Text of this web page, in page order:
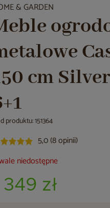
& GARDEN
cm
produktu: 151364
5,0 (8 opinii)
niedostępne
349 zł